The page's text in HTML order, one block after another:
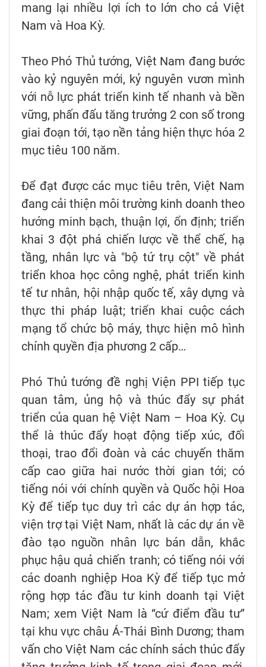
mang lại nhiều lợi ích to lớn cho cả Việt
Nam và Hoa Kỳ.
Theo Phó Thủ tướng, Việt Nam đang bước
vào kỷ nguyên mới, kỷ nguyên vươn mình
với nỗ lực phát triển kinh tế nhanh và bền
vững, phấn đấu tăng trưởng 2 con số trong
giai đoạn tới, tạo nền tảng hiện thực hóa 2
mục tiêu 100 năm.
Để đạt được các mục tiêu trên, Việt Nam
đang cải thiện môi trường kinh doanh theo
hướng minh bạch, thuận lợi, ổn định; triển
khai 3 đột phá chiến lược về thể chế, hạ
tầng, nhân lực và "bộ tứ trụ cột" về phát
triển khoa học công nghệ, phát triển kinh
tế tư nhân, hội nhập quốc tế, xây dựng và
thực thi pháp luật; triển khai cuộc cách
mạng tổ chức bộ máy, thực hiện mô hình
chính quyền địa phương 2 cấp…
Phó Thủ tướng đề nghị Viện PPI tiếp tục
quan tâm, ủng hộ và thúc đẩy sự phát
triển của quan hệ Việt Nam – Hoa Kỳ. Cụ
thể là thúc đẩy hoạt động tiếp xúc, đối
thoại, trao đổi đoàn và các chuyến thăm
cấp cao giữa hai nước thời gian tới; có
tiếng nói với chính quyền và Quốc hội Hoa
Kỳ để tiếp tục duy trì các dự án hợp tác,
viện trợ tại Việt Nam, nhất là các dự án về
đào tạo nguồn nhân lực bán dẫn, khắc
phục hậu quả chiến tranh; có tiếng nói với
các doanh nghiệp Hoa Kỳ để tiếp tục mở
rộng hợp tác đầu tư kinh doanh tại Việt
Nam; xem Việt Nam là “cứ điểm đầu tư”
tại khu vực châu Á-Thái Bình Dương; tham
vấn cho Việt Nam các chính sách thúc đẩy